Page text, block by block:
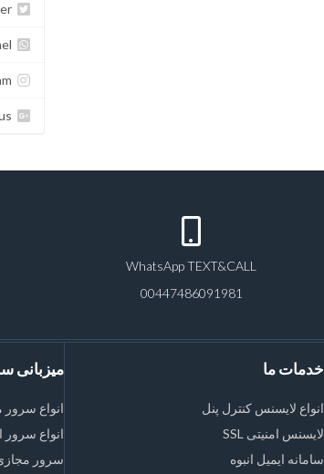
Follow us on Twitter
WhatsApp TEXT&CALL
00447486091981
میزبانی
انواع
انواع
سرور
خدمات ما
انواع لایسنس کنترل پنل
لایسنس امنیتی SSL
سامانه ایمیل انبوه